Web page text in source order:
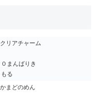
リアチャーム
まんばりき
る
まどのめん